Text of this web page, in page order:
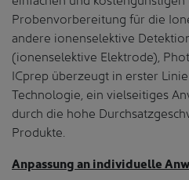
Probenvorbereitung für die
andere ionenselektive
(ionenselektive Elektrode),
ICprep überzeugt in erster
Technologie, ein vielseitiges
durch die hohe
Produkte.
Anpassung an individuelle